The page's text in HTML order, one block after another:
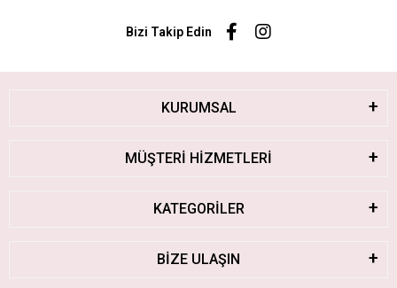
Bizi Takip Edin
KURUMSAL
MÜŞTERİ HİZMETLERİ
KATEGORİLER
BİZE ULAŞIN